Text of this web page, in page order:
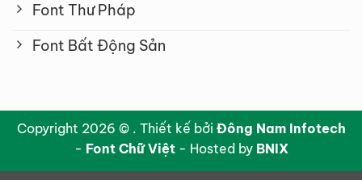
Font Thư Pháp
Font Bất Động Sản
Copyright 2026 © . Thiết kế bởi Đông Nam Infotech
- Font Chữ Việt- Hosted by BNIX